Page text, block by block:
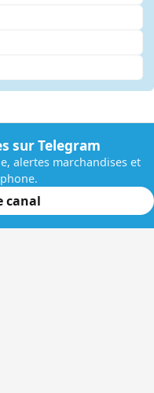
sur Telegram
alertes marchandises et
canal